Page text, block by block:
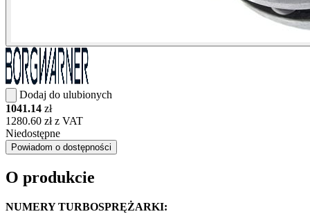
Dodaj do ulubionych
1041.14 zł
1280.60 zł z VAT
Niedostępne
Powiadom o dostępności
O produkcie
NUMERY TURBOSPRĘŻARKI: